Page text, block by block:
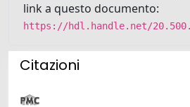
link a questo documento:
https://hdl.handle.net/
Citazioni